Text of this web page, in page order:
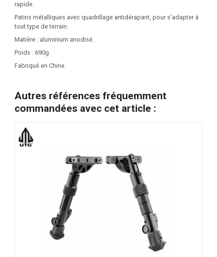
rapide.
Patins métalliques avec quadrillage antidérapant, pour s'adapter à
tout type de terrain.
Matière : aluminium anodisé.
Poids : 690g.
Fabriqué en Chine.
Autres références fréquemment
commandées avec cet article :